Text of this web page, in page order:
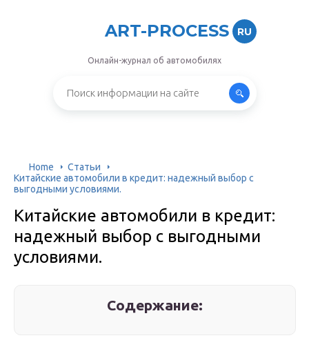
ART-PROCESS RU
Онлайн-журнал об автомобилях
Home
Статьи
Китайские автомобили в кредит: надежный выбор с
выгодными условиями.
Китайские автомобили в кредит:
надежный выбор с выгодными
условиями.
Содержание: